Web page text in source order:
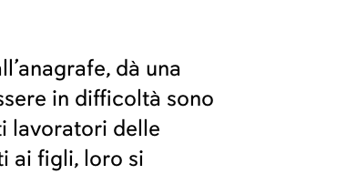
dà una
in difficoltà sono
lavoratori delle
ai figli, loro si